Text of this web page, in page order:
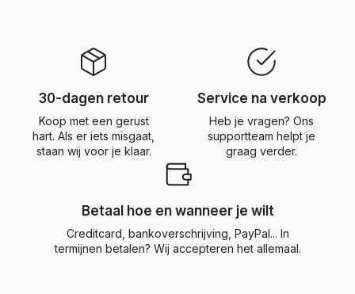
30-dagen retour
Koop met een gerust
hart. Als er iets misgaat,
staan wij voor je klaar.
Service na verkoop
Heb je vragen? Ons
supportteam helpt je
graag verder.
Betaal hoe en wanneer je wilt
Creditcard, bankoverschrijving, PayPal... In
termijnen betalen? Wij accepteren het allemaal.